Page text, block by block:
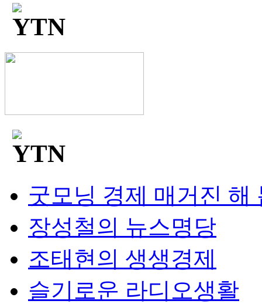
굿모닝 경제 매거진 해
장성철의 뉴스명당
조태현의 생생경제
슬기로운 라디오생활